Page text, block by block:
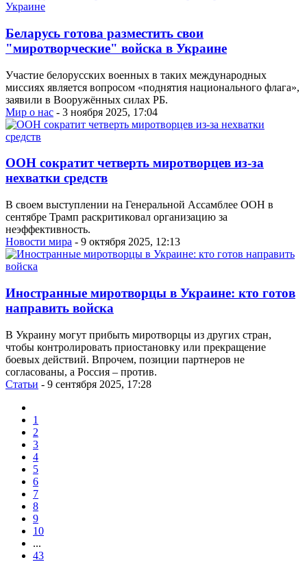
Беларусь готова разместить свои
"миротворческие" войска в Украине
Участие белорусских военных в таких международных
миссиях является вопросом «поднятия национального флага»,
заявили в Вооружённых силах РБ.
Мир о нас - 3 ноября 2025, 17:04
ООН сократит четверть миротворцев из-за
нехватки средств
В своем выступлении на Генеральной Ассамблее ООН в
сентябре Трамп раскритиковал организацию за
неэффективность.
Новости мира - 9 октября 2025, 12:13
Иностранные миротворцы в Украине: кто готов
направить войска
В Украину могут прибыть миротворцы из других стран,
чтобы контролировать приостановку или прекращение
боевых действий. Впрочем, позиции партнеров не
согласованы, а Россия – против.
Статьи - 9 сентября 2025, 17:28
1
2
3
4
5
6
7
8
9
10
...
43